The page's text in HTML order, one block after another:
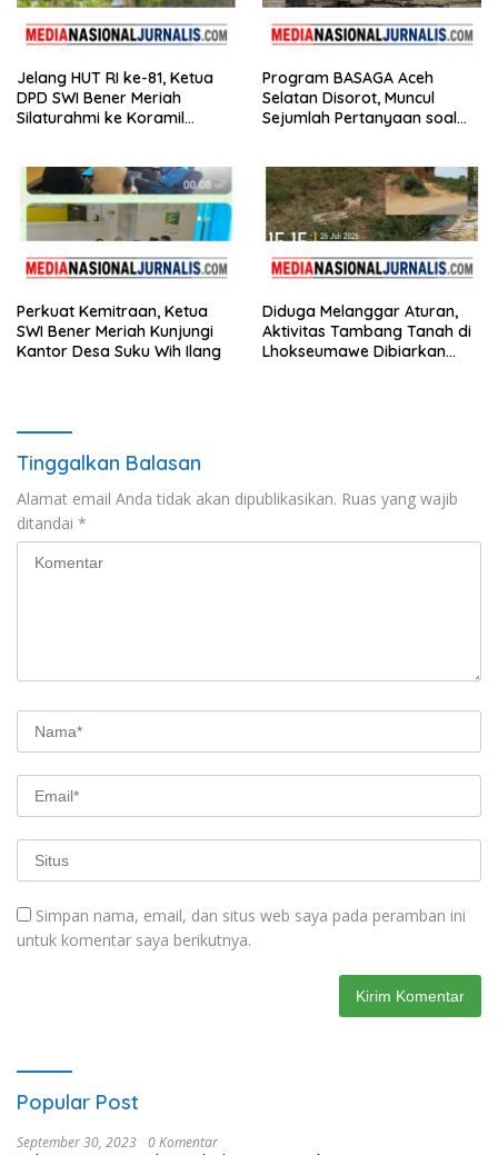
Jelang HUT RI ke-81, Ketua
DPD SWI Bener Meriah
Silaturahmi ke Koramil
Program BASAGA Aceh
Selatan Disorot, Muncul
Sejumlah Pertanyaan soal
Perkuat Kemitraan, Ketua
SWI Bener Meriah Kunjungi
Kantor Desa Suku Wih Ilang
Diduga Melanggar Aturan,
Aktivitas Tambang Tanah di
Lhokseumawe Dibiarkan
Tinggalkan Balasan
Alamat email Anda tidak akan dipublikasikan. Ruas yang wajib
ditandai *
Simpan nama, email, dan situs web saya pada peramban ini
untuk komentar saya berikutnya.
Popular Post
September 30, 2023 0 Komentar